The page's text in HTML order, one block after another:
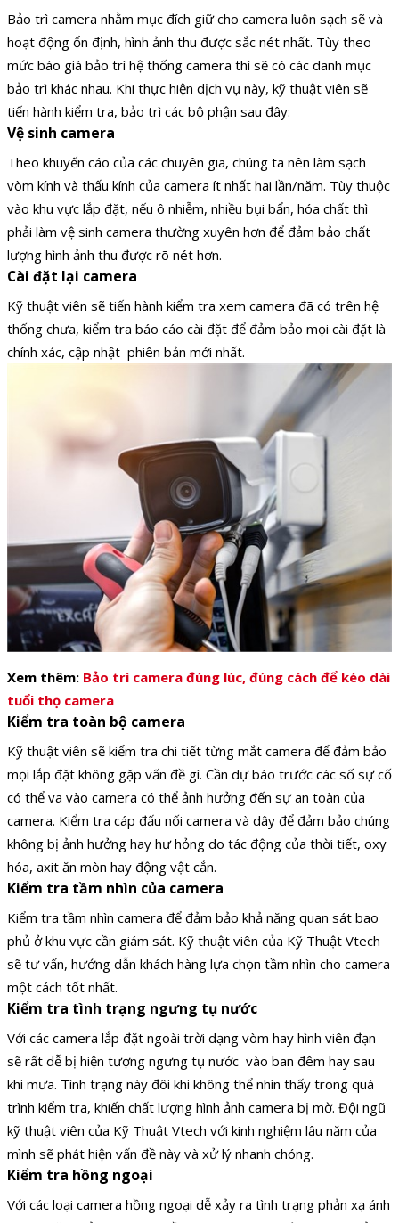
Bảo trì camera nhằm mục đích giữ cho camera luôn sạch sẽ và
hoạt động ổn định, hình ảnh thu được sắc nét nhất. Tùy theo
mức báo giá bảo trì hệ thống camera thì sẽ có các danh mục
bảo trì khác nhau. Khi thực hiện dịch vụ này, kỹ thuật viên sẽ
tiến hành kiểm tra, bảo trì các bộ phận sau đây:
Vệ sinh camera
Theo khuyến cáo của các chuyên gia, chúng ta nên làm sạch
vòm kính và thấu kính của camera ít nhất hai lần/năm. Tùy thuộc
vào khu vực lắp đặt, nếu ô nhiễm, nhiều bụi bẩn, hóa chất thì
phải làm vệ sinh camera thường xuyên hơn để đảm bảo chất
lượng hình ảnh thu được rõ nét hơn.
Cài đặt lại camera
Kỹ thuật viên sẽ tiến hành kiểm tra xem camera đã có trên hệ
thống chưa, kiểm tra báo cáo cài đặt để đảm bảo mọi cài đặt là
chính xác, cập nhật phiên bản mới nhất.
Xem thêm: Bảo trì camera đúng lúc, đúng cách để kéo dài
tuổi thọ camera
Kiểm tra toàn bộ camera
Kỹ thuật viên sẽ kiểm tra chi tiết từng mắt camera để đảm bảo
mọi lắp đặt không gặp vấn đề gì. Cần dự báo trước các số sự cố
có thể va vào camera có thể ảnh hưởng đến sự an toàn của
camera. Kiểm tra cáp đấu nối camera và dây để đảm bảo chúng
không bị ảnh hưởng hay hư hỏng do tác động của thời tiết, oxy
hóa, axit ăn mòn hay động vật cắn.
Kiểm tra tầm nhìn của camera
Kiểm tra tầm nhìn camera để đảm bảo khả năng quan sát bao
phủ ở khu vực cần giám sát. Kỹ thuật viên của Kỹ Thuật Vtech
sẽ tư vấn, hướng dẫn khách hàng lựa chọn tầm nhìn cho camera
một cách tốt nhất.
Kiểm tra tình trạng ngưng tụ nước
Với các camera lắp đặt ngoài trời dạng vòm hay hình viên đạn
sẽ rất dễ bị hiện tượng ngưng tụ nước vào ban đêm hay sau
khi mưa. Tình trạng này đôi khi không thể nhìn thấy trong quá
trình kiểm tra, khiến chất lượng hình ảnh camera bị mờ. Đội ngũ
kỹ thuật viên của Kỹ Thuật Vtech với kinh nghiệm lâu năm của
mình sẽ phát hiện vấn đề này và xử lý nhanh chóng.
Kiểm tra hồng ngoại
Với các loại camera hồng ngoại dễ xảy ra tình trạng phản xạ ánh